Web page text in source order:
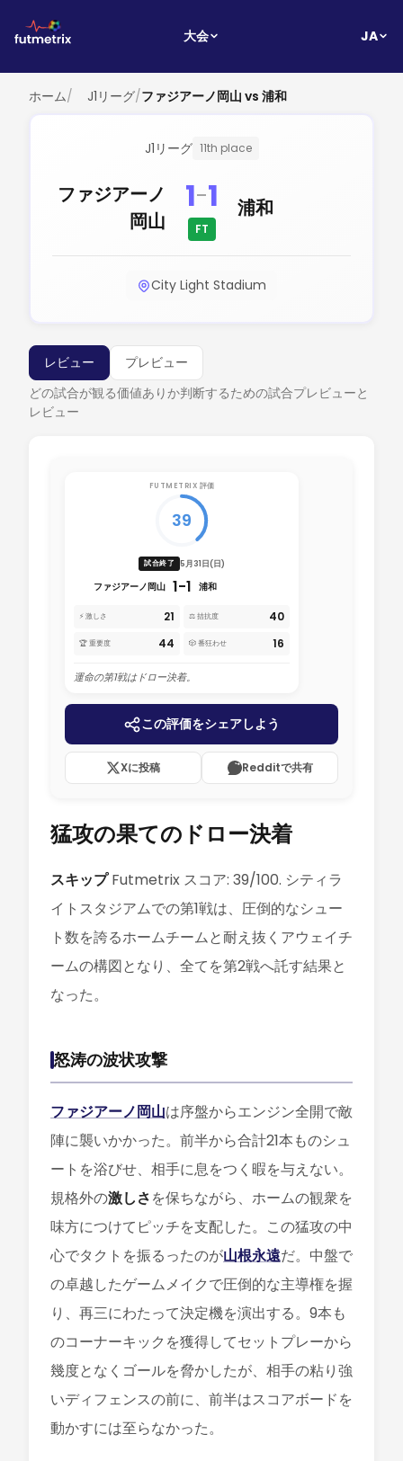
大会 JA
ホーム/ J1リーグ/ファジアーノ岡山 vs 浦和
J1リーグ 11th place
ファジアーノ
岡山
1-1
FT
浦和
City Light Stadium
レビュー
プレビュー
どの試合が観る価値ありか判断するための試合プレビューと
レビュー
FUTMETRIX 評価
39
試合終了 5月31日(日)
ファジアーノ岡山 1-1 浦和
⚡ 激しさ 21 ⚖️ 拮抗度 40
🏆 重要度 44 🎲 番狂わせ 16
運命の第1戦はドロー決着。
この評価をシェアしよう
Xに投稿 Redditで共有
猛攻の果てのドロー決着
スキップFutmetrix スコア: 39/100. シティラ
イトスタジアムでの第1戦は、圧倒的なシュー
ト数を誇るホームチームと耐え抜くアウェイチ
ームの構図となり、全てを第2戦へ託す結果と
なった。
怒涛の波状攻撃
ファジアーノ岡山は序盤からエンジン全開で敵
陣に襲いかかった。前半から合計21本ものシュ
ートを浴びせ、相手に息をつく暇を与えない。
規格外の激しさを保ちながら、ホームの観衆を
味方につけてピッチを支配した。この猛攻の中
心でタクトを振るったのが山根永遠だ。中盤で
の卓越したゲームメイクで圧倒的な主導権を握
り、再三にわたって決定機を演出する。9本も
のコーナーキックを獲得してセットプレーから
幾度となくゴールを脅かしたが、相手の粘り強
いディフェンスの前に、前半はスコアボードを
動かすには至らなかった。